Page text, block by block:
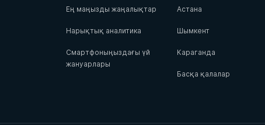
Ең маңызды жаңалықтар
Нарықтық аналитика
Смартфоныңыздағы үй
жануарлары
Астана
Шымкент
Караганда
Басқа қалалар